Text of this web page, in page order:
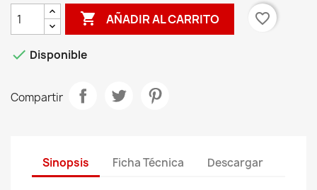
 AÑADIR AL CARRITO favorite_border
 Disponible
Compartir
Sinopsis Ficha Técnica Descargar